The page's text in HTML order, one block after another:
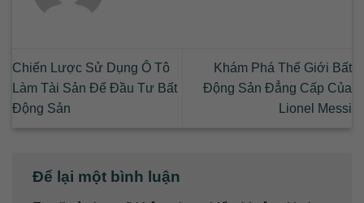
Chiến Lược Sử Dụng Ô Tô
Làm Tài Sản Để Đầu Tư Bất
Động Sản
Khám Phá Thế Giới Bất
Động Sản Đẳng Cấp Của
Lionel Messi
Để lại một bình luận